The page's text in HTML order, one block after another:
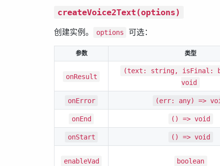
createVoice2Text(options)
创建实例。
options 可选：
参数 类型
onResult
(text: string, isFinal:
void
onError (err: any) =>
onEnd () => void
onStart () => void
enableVad boolean